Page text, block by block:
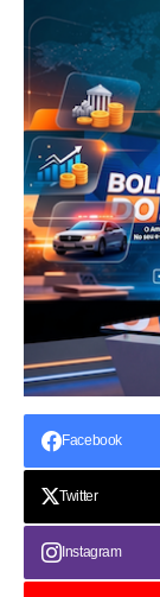
Facebook
Twitter
Instagram